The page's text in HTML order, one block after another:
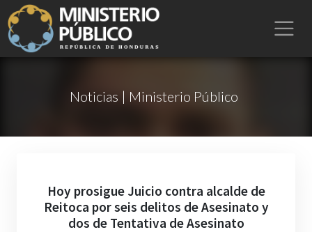
Noticias | Ministerio Público
Hoy prosigue Juicio contra alcalde de
Reitoca por seis delitos de Asesinato y
dos de Tentativa de Asesinato